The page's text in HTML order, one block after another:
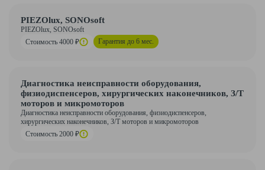
PIEZOlux, SONOsoft
PIEZOlux, SONOsoft
Стоимость 4000 ₽
Гарантия до 6 мес.
Диагностика неисправности оборудования,
физиодиспенсеров, хирургических наконечников, З/Т
моторов и микромоторов
Диагностика неисправности оборудования, физиодиспенсеров,
хирургических наконечников, З/Т моторов и микромоторов
Стоимость 2000 ₽